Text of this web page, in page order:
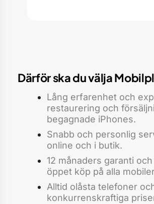
Därför ska du välja
Lång erfarenhet och
restaurering och
begagnade iPhones.
Snabb och personlig
online och i butik.
12 månaders garanti
öppet köp på alla
Alltid olåsta telefoner
konkurrenskraftiga